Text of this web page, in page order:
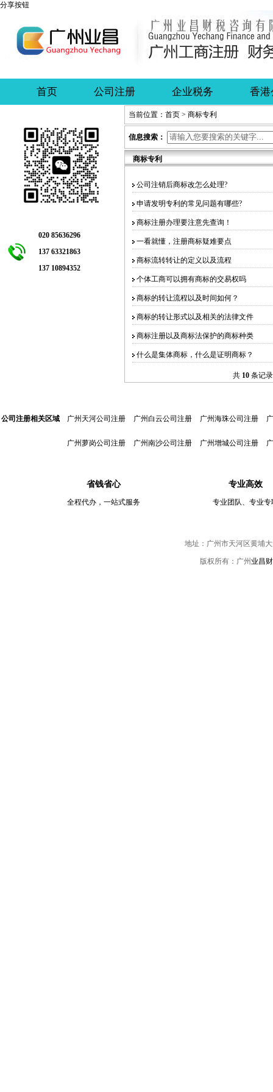
分享按钮
首页 公司注册 企业税务 香港
020 85636296
137 63321863
137 10894352
当前位置： 首页 > 商标专利
信息搜索：
商标专利
公司注销后商标改怎么处理?
申请发明专利的常见问题有哪些?
商标注册办理要注意先查询！
一看就懂，注册商标疑难要点
商标流转转让的定义以及流程
个体工商可以拥有商标的交易权吗
商标的转让流程以及时间如何？
商标的转让形式以及相关的法律文件
商标注册以及商标法保护的商标种类
什么是集体商标，什么是证明商标？
共 10 条记
公司注册相关区域 广州天河公司注册 广州白云公司注册 广州海珠公司注册
广州萝岗公司注册 广州南沙公司注册 广州增城公司注册
省钱省心
全程代办，一站式服务
专业高效
专业团队、专业专
地址：广州市天河区黄埔
版权所有：广州 业昌